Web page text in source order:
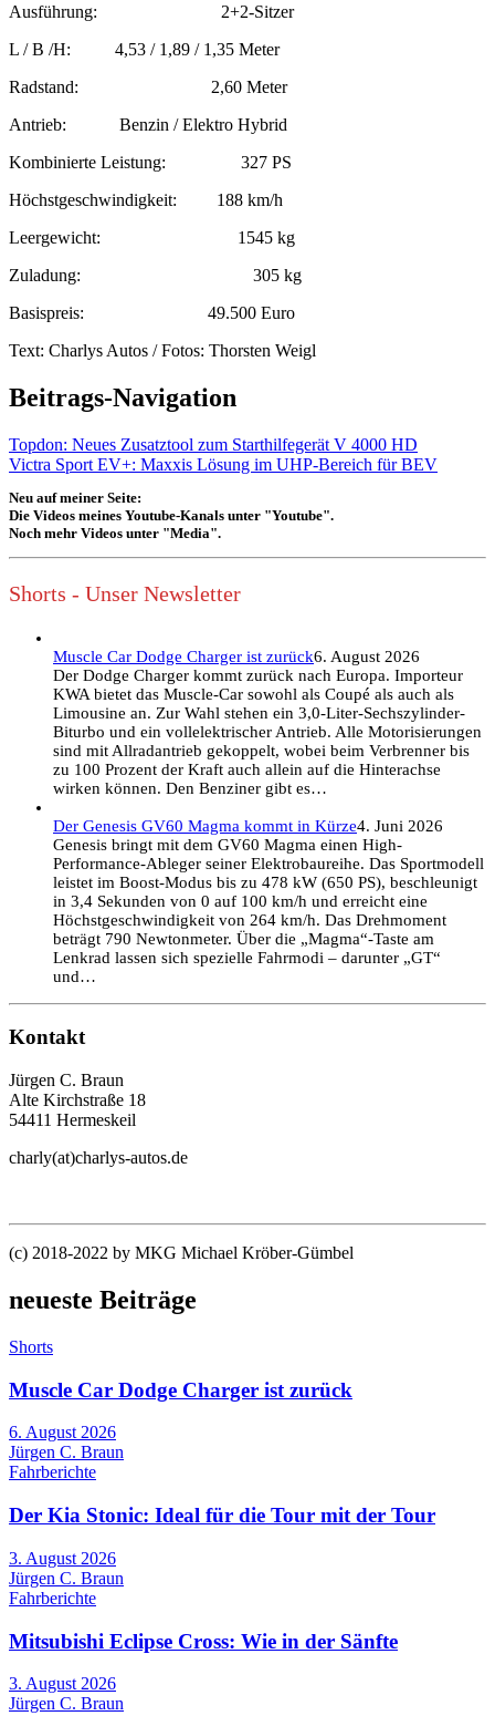
Ausführung: 2+2-Sitzer
L / B /H: 4,53 / 1,89 / 1,35 Meter
Radstand: 2,60 Meter
Antrieb: Benzin / Elektro Hybrid
Kombinierte Leistung: 327 PS
Höchstgeschwindigkeit: 188 km/h
Leergewicht: 1545 kg
Zuladung: 305 kg
Basispreis: 49.500 Euro
Text: Charlys Autos / Fotos: Thorsten Weigl
Beitrags-Navigation
Topdon: Neues Zusatztool zum Starthilfegerät V 4000 HD
Victra Sport EV+: Maxxis Lösung im UHP-Bereich für BEV
Neu auf meiner Seite:
Die Videos meines Youtube-Kanals unter "Youtube".
Noch mehr Videos unter "Media".
Shorts - Unser Newsletter
Muscle Car Dodge Charger ist zurück6. August 2026
Der Dodge Charger kommt zurück nach Europa. Importeur
KWA bietet das Muscle-Car sowohl als Coupé als auch als
Limousine an. Zur Wahl stehen ein 3,0-Liter-Sechszylinder-
Biturbo und ein vollelektrischer Antrieb. Alle Motorisierungen
sind mit Allradantrieb gekoppelt, wobei beim Verbrenner bis
zu 100 Prozent der Kraft auch allein auf die Hinterachse
wirken können. Den Benziner gibt es…
Der Genesis GV60 Magma kommt in Kürze4. Juni 2026
Genesis bringt mit dem GV60 Magma einen High-
Performance-Ableger seiner Elektrobaureihe. Das Sportmodell
leistet im Boost-Modus bis zu 478 kW (650 PS), beschleunigt
in 3,4 Sekunden von 0 auf 100 km/h und erreicht eine
Höchstgeschwindigkeit von 264 km/h. Das Drehmoment
beträgt 790 Newtonmeter. Über die „Magma“-Taste am
Lenkrad lassen sich spezielle Fahrmodi – darunter „GT“
und…
Kontakt
Jürgen C. Braun
Alte Kirchstraße 18
54411 Hermeskeil
charly(at)charlys-autos.de
(c) 2018-2022 by MKG Michael Kröber-Gümbel
neueste Beiträge
Shorts
Muscle Car Dodge Charger ist zurück
6. August 2026
Jürgen C. Braun
Fahrberichte
Der Kia Stonic: Ideal für die Tour mit der Tour
3. August 2026
Jürgen C. Braun
Fahrberichte
Mitsubishi Eclipse Cross: Wie in der Sänfte
3. August 2026
Jürgen C. Braun